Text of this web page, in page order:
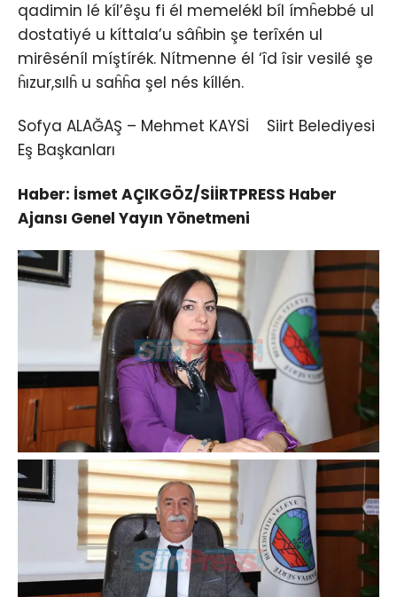
qadimin lé kíl’êşu fi él memelékl bíl ímĥebbé ul
dostatiyé u kíttala’u sâĥbin şe terîxén ul
mirêséníl míştírék. Nítmenne él ‘îd îsir vesilé şe
ĥızur,sılĥ u saĥĥa şel nés kíllén.
Sofya ALAĞAŞ – Mehmet KAYSİ Siirt Belediyesi
Eş Başkanları
Haber: İsmet AÇIKGÖZ/SİİRTPRESS Haber
Ajansı Genel Yayın Yönetmeni